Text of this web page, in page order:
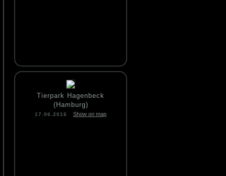
Tierpark Hagenbeck
(Hamburg)
17.06.2016 Show on map